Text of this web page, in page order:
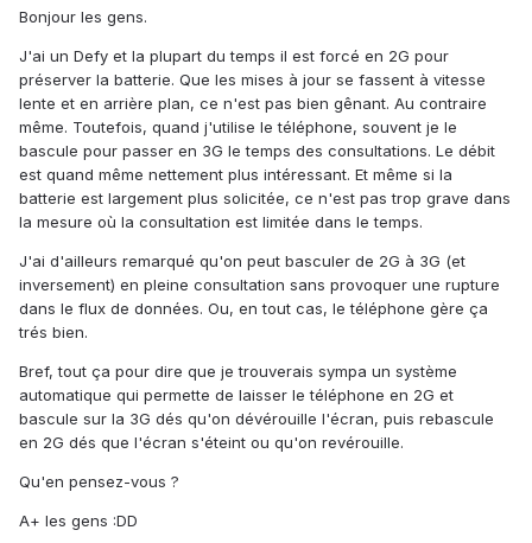
Bonjour les gens.
J'ai un Defy et la plupart du temps il est forcé en 2G pour
préserver la batterie. Que les mises à jour se fassent à vitesse
lente et en arrière plan, ce n'est pas bien gênant. Au contraire
même. Toutefois, quand j'utilise le téléphone, souvent je le
bascule pour passer en 3G le temps des consultations. Le débit
est quand même nettement plus intéressant. Et même si la
batterie est largement plus solicitée, ce n'est pas trop grave dans
la mesure où la consultation est limitée dans le temps.
J'ai d'ailleurs remarqué qu'on peut basculer de 2G à 3G (et
inversement) en pleine consultation sans provoquer une rupture
dans le flux de données. Ou, en tout cas, le téléphone gère ça
trés bien.
Bref, tout ça pour dire que je trouverais sympa un système
automatique qui permette de laisser le téléphone en 2G et
bascule sur la 3G dés qu'on dévérouille l'écran, puis rebascule
en 2G dés que l'écran s'éteint ou qu'on revérouille.
Qu'en pensez-vous ?
A+ les gens :DD